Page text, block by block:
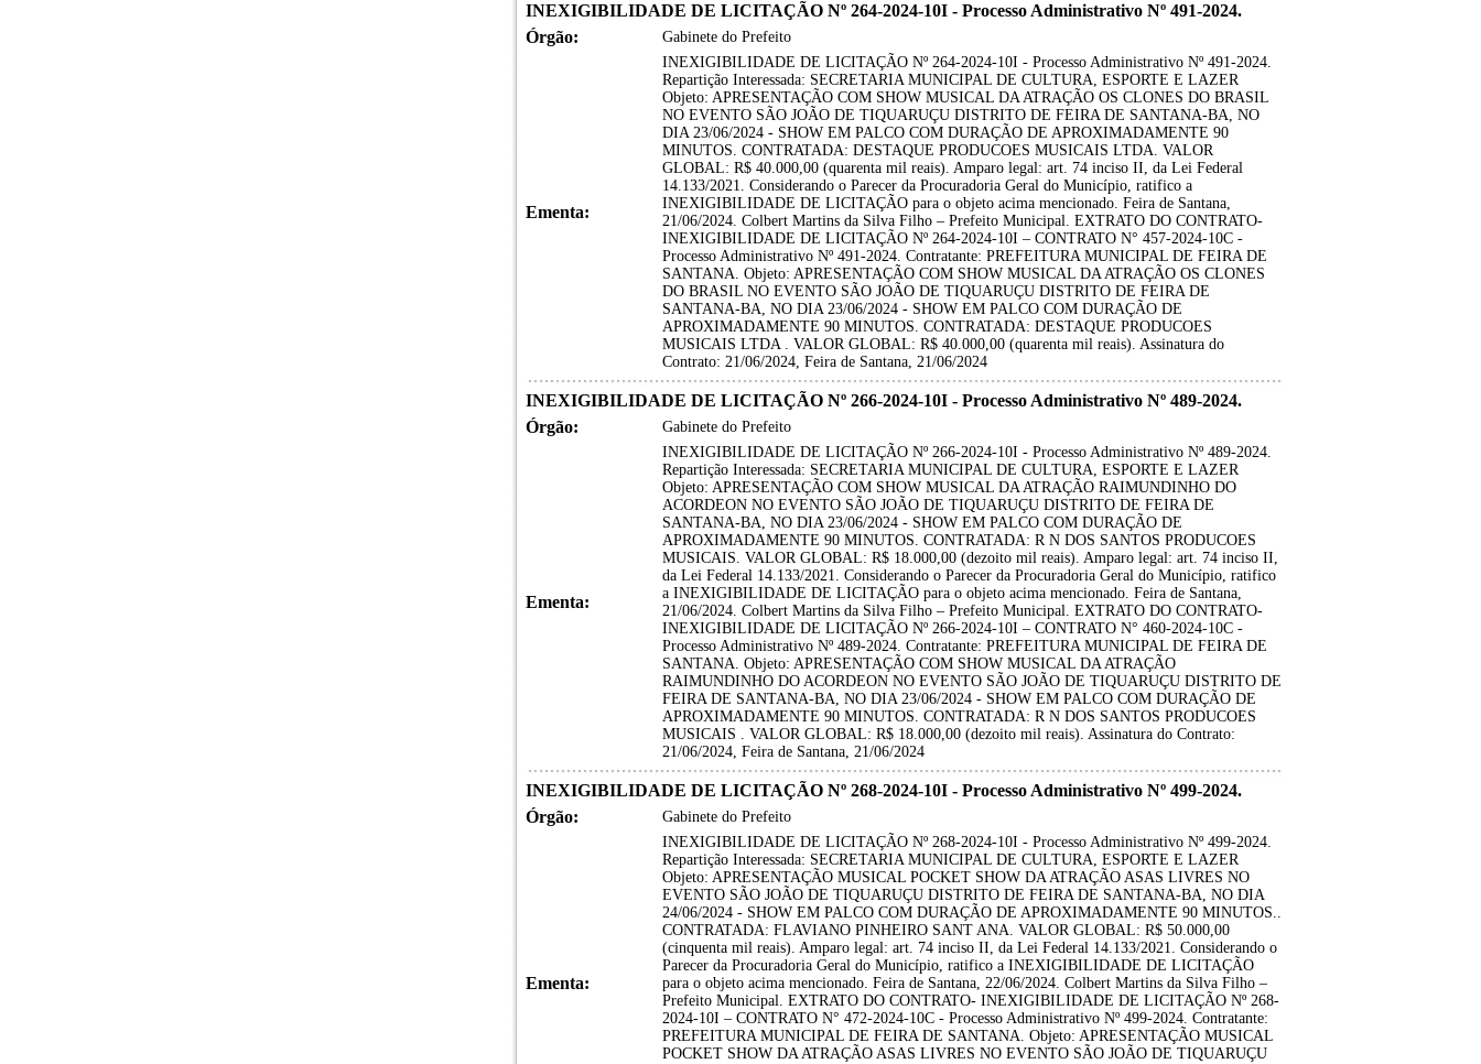
INEXIGIBILIDADE DE LICITAÇÃO Nº 264-2024-10I - Processo Administrativo Nº 491-2024.
Órgão:
Gabinete do Prefeito
Ementa:
INEXIGIBILIDADE DE LICITAÇÃO Nº 264-2024-10I - Processo Administrativo Nº 491-2024.
Repartição Interessada: SECRETARIA MUNICIPAL DE CULTURA, ESPORTE E LAZER
Objeto: APRESENTAÇÃO COM SHOW MUSICAL DA ATRAÇÃO OS CLONES DO BRASIL
NO EVENTO SÃO JOÃO DE TIQUARUÇU DISTRITO DE FEIRA DE SANTANA-BA, NO
DIA 23/06/2024 - SHOW EM PALCO COM DURAÇÃO DE APROXIMADAMENTE 90
MINUTOS. CONTRATADA: DESTAQUE PRODUCOES MUSICAIS LTDA. VALOR
GLOBAL: R$ 40.000,00 (quarenta mil reais). Amparo legal: art. 74 inciso II, da Lei Federal
14.133/2021. Considerando o Parecer da Procuradoria Geral do Município, ratifico a
INEXIGIBILIDADE DE LICITAÇÃO para o objeto acima mencionado. Feira de Santana,
21/06/2024. Colbert Martins da Silva Filho – Prefeito Municipal. EXTRATO DO CONTRATO-
INEXIGIBILIDADE DE LICITAÇÃO Nº 264-2024-10I – CONTRATO N° 457-2024-10C -
Processo Administrativo Nº 491-2024. Contratante: PREFEITURA MUNICIPAL DE FEIRA DE
SANTANA. Objeto: APRESENTAÇÃO COM SHOW MUSICAL DA ATRAÇÃO OS CLONES
DO BRASIL NO EVENTO SÃO JOÃO DE TIQUARUÇU DISTRITO DE FEIRA DE
SANTANA-BA, NO DIA 23/06/2024 - SHOW EM PALCO COM DURAÇÃO DE
APROXIMADAMENTE 90 MINUTOS. CONTRATADA: DESTAQUE PRODUCOES
MUSICAIS LTDA . VALOR GLOBAL: R$ 40.000,00 (quarenta mil reais). Assinatura do
Contrato: 21/06/2024, Feira de Santana, 21/06/2024
INEXIGIBILIDADE DE LICITAÇÃO Nº 266-2024-10I - Processo Administrativo Nº 489-2024.
Órgão:
Gabinete do Prefeito
Ementa:
INEXIGIBILIDADE DE LICITAÇÃO Nº 266-2024-10I - Processo Administrativo Nº 489-2024.
Repartição Interessada: SECRETARIA MUNICIPAL DE CULTURA, ESPORTE E LAZER
Objeto: APRESENTAÇÃO COM SHOW MUSICAL DA ATRAÇÃO RAIMUNDINHO DO
ACORDEON NO EVENTO SÃO JOÃO DE TIQUARUÇU DISTRITO DE FEIRA DE
SANTANA-BA, NO DIA 23/06/2024 - SHOW EM PALCO COM DURAÇÃO DE
APROXIMADAMENTE 90 MINUTOS. CONTRATADA: R N DOS SANTOS PRODUCOES
MUSICAIS. VALOR GLOBAL: R$ 18.000,00 (dezoito mil reais). Amparo legal: art. 74 inciso II,
da Lei Federal 14.133/2021. Considerando o Parecer da Procuradoria Geral do Município, ratifico
a INEXIGIBILIDADE DE LICITAÇÃO para o objeto acima mencionado. Feira de Santana,
21/06/2024. Colbert Martins da Silva Filho – Prefeito Municipal. EXTRATO DO CONTRATO-
INEXIGIBILIDADE DE LICITAÇÃO Nº 266-2024-10I – CONTRATO N° 460-2024-10C -
Processo Administrativo Nº 489-2024. Contratante: PREFEITURA MUNICIPAL DE FEIRA DE
SANTANA. Objeto: APRESENTAÇÃO COM SHOW MUSICAL DA ATRAÇÃO
RAIMUNDINHO DO ACORDEON NO EVENTO SÃO JOÃO DE TIQUARUÇU DISTRITO DE
FEIRA DE SANTANA-BA, NO DIA 23/06/2024 - SHOW EM PALCO COM DURAÇÃO DE
APROXIMADAMENTE 90 MINUTOS. CONTRATADA: R N DOS SANTOS PRODUCOES
MUSICAIS . VALOR GLOBAL: R$ 18.000,00 (dezoito mil reais). Assinatura do Contrato:
21/06/2024, Feira de Santana, 21/06/2024
INEXIGIBILIDADE DE LICITAÇÃO Nº 268-2024-10I - Processo Administrativo Nº 499-2024.
Órgão:
Gabinete do Prefeito
Ementa:
INEXIGIBILIDADE DE LICITAÇÃO Nº 268-2024-10I - Processo Administrativo Nº 499-2024.
Repartição Interessada: SECRETARIA MUNICIPAL DE CULTURA, ESPORTE E LAZER
Objeto: APRESENTAÇÃO MUSICAL POCKET SHOW DA ATRAÇÃO ASAS LIVRES NO
EVENTO SÃO JOÃO DE TIQUARUÇU DISTRITO DE FEIRA DE SANTANA-BA, NO DIA
24/06/2024 - SHOW EM PALCO COM DURAÇÃO DE APROXIMADAMENTE 90 MINUTOS..
CONTRATADA: FLAVIANO PINHEIRO SANT ANA. VALOR GLOBAL: R$ 50.000,00
(cinquenta mil reais). Amparo legal: art. 74 inciso II, da Lei Federal 14.133/2021. Considerando o
Parecer da Procuradoria Geral do Município, ratifico a INEXIGIBILIDADE DE LICITAÇÃO
para o objeto acima mencionado. Feira de Santana, 22/06/2024. Colbert Martins da Silva Filho –
Prefeito Municipal. EXTRATO DO CONTRATO- INEXIGIBILIDADE DE LICITAÇÃO Nº 268-
2024-10I – CONTRATO N° 472-2024-10C - Processo Administrativo Nº 499-2024. Contratante:
PREFEITURA MUNICIPAL DE FEIRA DE SANTANA. Objeto: APRESENTAÇÃO MUSICAL
POCKET SHOW DA ATRAÇÃO ASAS LIVRES NO EVENTO SÃO JOÃO DE TIQUARUÇU